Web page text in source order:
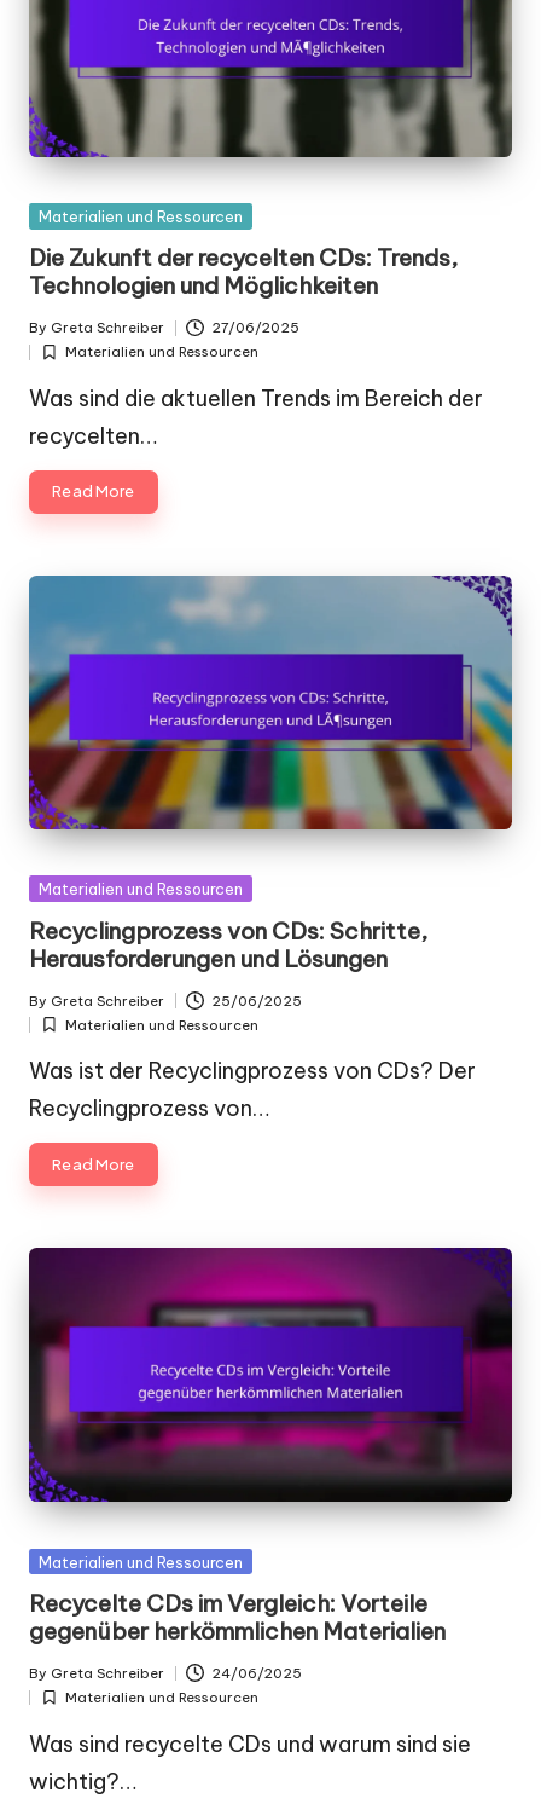
Posted
Materialien und Ressourcen
Die Zukunft der recycelten CDs: Trends,
Technologien und Möglichkeiten
Posted
by
By Greta Schreiber 27/06/2025
Posted
in
Materialien und Ressourcen
Was sind die aktuellen Trends im Bereich der
recycelten…
Read More
Posted
Materialien und Ressourcen
Recyclingprozess von CDs: Schritte,
Herausforderungen und Lösungen
Posted
by
By Greta Schreiber 25/06/2025
Posted
in
Materialien und Ressourcen
Was ist der Recyclingprozess von CDs? Der
Recyclingprozess von…
Read More
Posted
Materialien und Ressourcen
Recycelte CDs im Vergleich: Vorteile
gegenüber herkömmlichen Materialien
Posted
by
By Greta Schreiber 24/06/2025
Posted
in
Materialien und Ressourcen
Was sind recycelte CDs und warum sind sie
wichtig?…